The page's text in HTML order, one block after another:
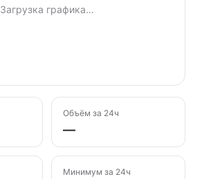
Загрузка графика…
Объём за 24ч
—
Минимум за 24ч